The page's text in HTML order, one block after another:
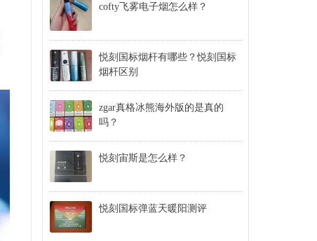
cofty飞雾电子烟怎么样？
悦刻国标烟杆有哪些？悦刻国标
烟杆区别
zgar真格冰熊海外版的是真的
吗？
悦刻宙斯是怎么样？
悦刻国标弹蓝天暖阳测评